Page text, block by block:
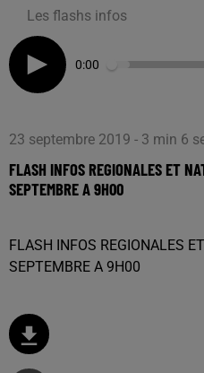
Les flashs infos
0:00
23 septembre 2019 - 3 min 6
FLASH INFOS REGIONALES ET
SEPTEMBRE A 9H00
FLASH INFOS REGIONALES
SEPTEMBRE A 9H00